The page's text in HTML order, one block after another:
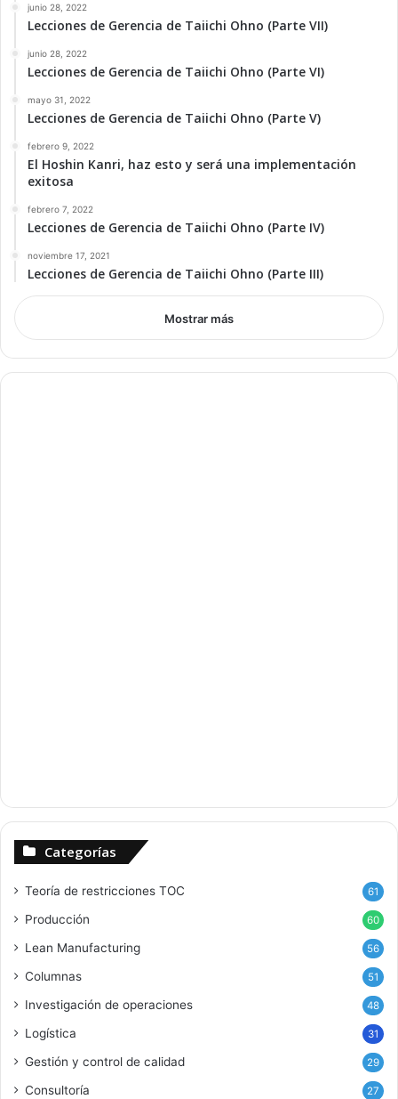
junio 28, 2022
Lecciones de Gerencia de Taiichi Ohno (Parte VII)
junio 28, 2022
Lecciones de Gerencia de Taiichi Ohno (Parte VI)
mayo 31, 2022
Lecciones de Gerencia de Taiichi Ohno (Parte V)
febrero 9, 2022
El Hoshin Kanri, haz esto y será una implementación
exitosa
febrero 7, 2022
Lecciones de Gerencia de Taiichi Ohno (Parte IV)
noviembre 17, 2021
Lecciones de Gerencia de Taiichi Ohno (Parte III)
Mostrar más
Categorías
Teoría de restricciones TOC 61
Producción 60
Lean Manufacturing 56
Columnas 51
Investigación de operaciones 48
Logística 31
Gestión y control de calidad 29
Consultoría 27